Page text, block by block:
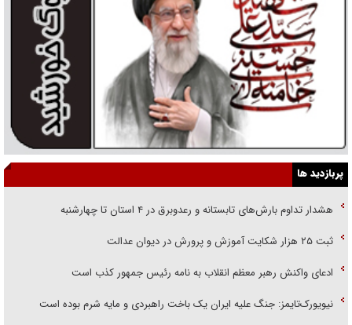
پربازدید ها
هشدار تداوم بارش‌های تابستانه و رعدوبرق در ۴ استان تا چهارشنبه
ثبت ۲۵ هزار شکایت آموزش و پرورش در دیوان عدالت
ادعای واکنش رهبر معظم انقلاب به نامه رئیس جمهور کذب است
نیویورک‌تایمز: جنگ علیه ایران یک باخت راهبردی و مایه شرم بوده است